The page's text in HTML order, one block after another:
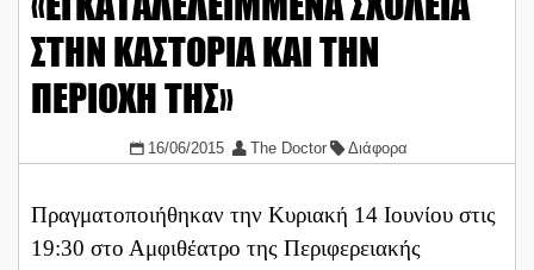
ΣΤΗΝ ΚΑΣΤΟΡΙΑ ΚΑΙ ΤΗΝ
ΠΕΡΙΟΧΗ ΤΗΣ»
16/06/2015 The Doctor Διάφορα
Πραγματοποιήθηκαν την Κυριακή 14 Ιουνίου στις
19:30 στο Αμφιθέατρο της Περιφερειακής